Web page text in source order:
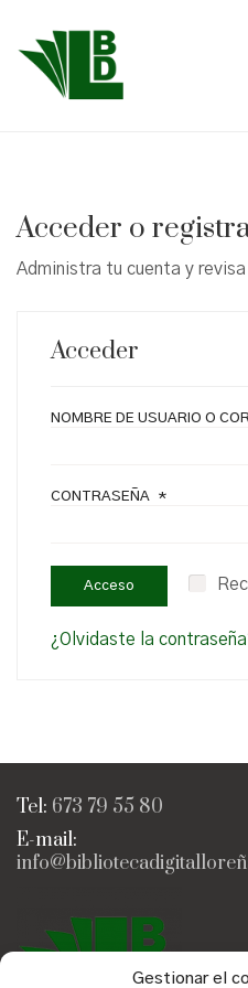
Gestionar el
Acceder o
Administra tu cuenta y
Acceder
NOMBRE DE USUARIO O
CONTRASEÑA *
Acceso
¿Olvidaste la
Tel: 673 79 55 80
E-mail: